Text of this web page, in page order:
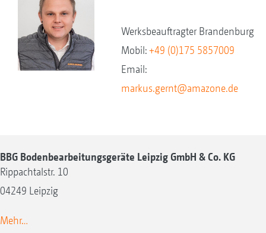
Werksbeauftragter Brandenburg
Mobil:+49 (0)175 5857009
Email:
markus.gernt@amazone.de
BBG Bodenbearbeitungsgeräte Leipzig GmbH & Co. KG
Rippachtalstr. 10
04249 Leipzig
Mehr…